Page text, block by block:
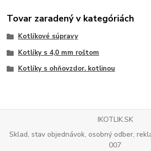
Tovar zaradený v kategóriách
Kotlíkové súpravy
Kotlíky s 4,0 mm roštom
Kotlíky s ohňovzdor. kotlinou
IKOTLIK.SK
Sklad, stav objednávok, osobný odber,
007